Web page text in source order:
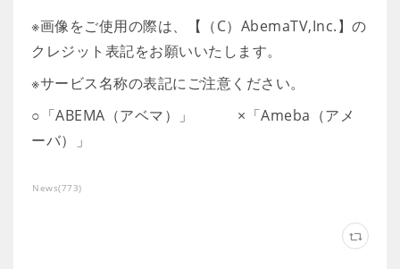
※画像をご使用の際は、【（C）AbemaTV,Inc.】の
クレジット表記をお願いいたします。
※サービス名称の表記にご注意ください。
○「ABEMA（アベマ）」 ×「Ameba（アメ
ーバ）」
News(773)